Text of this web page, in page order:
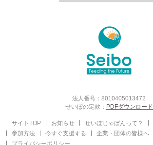
法人番号：8010405013472
せいぼの定款： PDFダウンロード
サイトTOP お知らせ せいぼじゃぱんって？
参加方法
今すぐ支援する 企業・団体の皆様へ
プライバシーポリシー